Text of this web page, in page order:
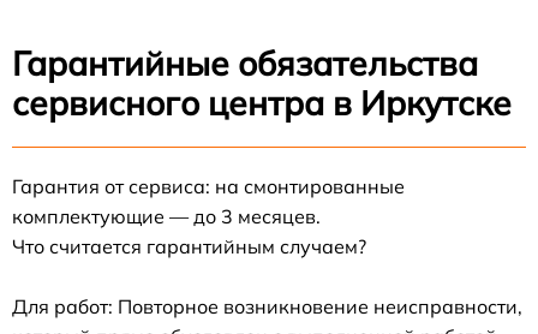
Гарантийные обязательства
сервисного центра в Иркутске
Гарантия от сервиса: на смонтированные
комплектующие — до 3 месяцев.
Что считается гарантийным случаем?
Для работ: Повторное возникновение неисправности,